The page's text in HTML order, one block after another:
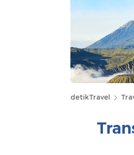
detikTravel